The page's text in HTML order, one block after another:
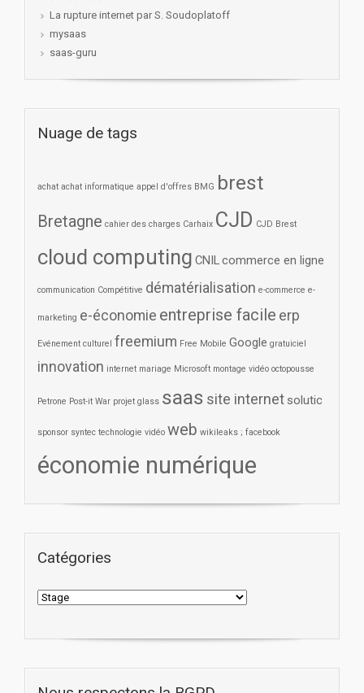
La rupture internet par S. Soudoplatoff
mysaas
saas-guru
Nuage de tags
achat achat informatique appel d'offres BMG brest
Bretagne cahier des charges Carhaix CJD CJD Brest
cloud computing CNILcommerce en ligne
communication Compétitive dématérialisation e-commerce e-
marketing e-économie entreprise facile erp
Evénement culturel freemium Free Mobile Google gratuiciel
innovation internet mariage Microsoft montage vidéo octopousse
Petrone Post-it War projet glass saas site internet solutic
sponsor syntec technologie vidéo web wikileaks ; facebook
économie numérique
Catégories